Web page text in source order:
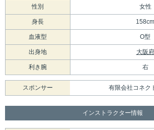
性別 女性
身長 158cm
血液型 O型
出身地 大阪府
利き腕 右
スポンサー 有限会社コネク
インストラクター情報